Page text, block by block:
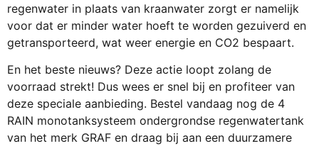
regenwater in plaats van kraanwater zorgt er namelijk
voor dat er minder water hoeft te worden gezuiverd en
getransporteerd, wat weer energie en CO2 bespaart.
En het beste nieuws? Deze actie loopt zolang de
voorraad strekt! Dus wees er snel bij en profiteer van
deze speciale aanbieding. Bestel vandaag nog de 4
RAIN monotanksysteem ondergrondse regenwatertank
van het merk GRAF en draag bij aan een duurzamere